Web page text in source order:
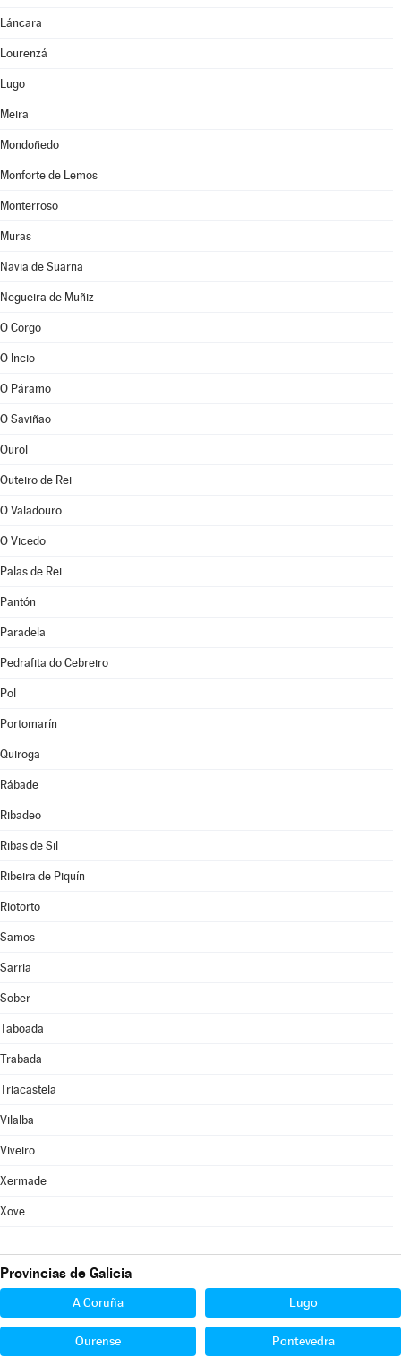
Láncara
Lourenzá
Lugo
Meira
Mondoñedo
Monforte de Lemos
Monterroso
Muras
Navia de Suarna
Negueira de Muñiz
O Corgo
O Incio
O Páramo
O Saviñao
Ourol
Outeiro de Rei
O Valadouro
O Vicedo
Palas de Rei
Pantón
Paradela
Pedrafita do Cebreiro
Pol
Portomarín
Quiroga
Rábade
Ribadeo
Ribas de Sil
Ribeira de Piquín
Riotorto
Samos
Sarria
Sober
Taboada
Trabada
Triacastela
Vilalba
Viveiro
Xermade
Xove
Provincias de Galicia
A Coruña Lugo
Ourense Pontevedra